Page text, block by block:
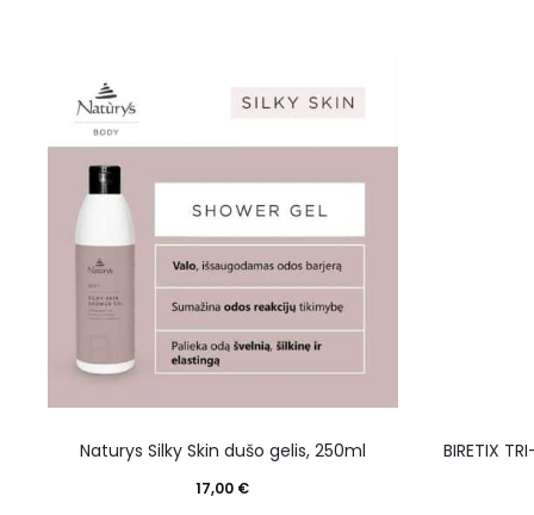
Naturys Silky Skin dušo gelis, 250ml
17,00 €
BIRETIX